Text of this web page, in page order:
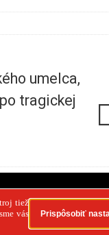
umelca,
tragickej
Kontakt